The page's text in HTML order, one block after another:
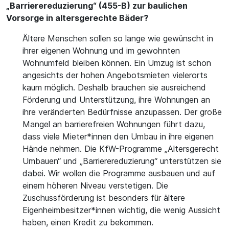
„Barrierereduzierung“ (455-B) zur baulichen
Vorsorge in altersgerechte Bäder?
Ältere Menschen sollen so lange wie gewünscht in
ihrer eigenen Wohnung und im gewohnten
Wohnumfeld bleiben können. Ein Umzug ist schon
angesichts der hohen Angebotsmieten vielerorts
kaum möglich. Deshalb brauchen sie ausreichend
Förderung und Unterstützung, ihre Wohnungen an
ihre veränderten Bedürfnisse anzupassen. Der große
Mangel an barrierefreien Wohnungen führt dazu,
dass viele Mieter*innen den Umbau in ihre eigenen
Hände nehmen. Die KfW-Programme „Altersgerecht
Umbauen“ und „Barrierereduzierung“ unterstützen sie
dabei. Wir wollen die Programme ausbauen und auf
einem höheren Niveau verstetigen. Die
Zuschussförderung ist besonders für ältere
Eigenheimbesitzer*innen wichtig, die wenig Aussicht
haben, einen Kredit zu bekommen.